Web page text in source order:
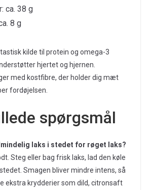
ca. 38 g
8 g
kilde til protein og omega-3
hjertet og hjernen.
med kostfibre, der holder dig mæt
fordøjelsen.
spørgsmål
laks i stedet for røget laks?
Steg eller bag frisk laks, lad den køle
Smagen bliver mindre intens, så
ekstra krydderier som dild, citronsaft